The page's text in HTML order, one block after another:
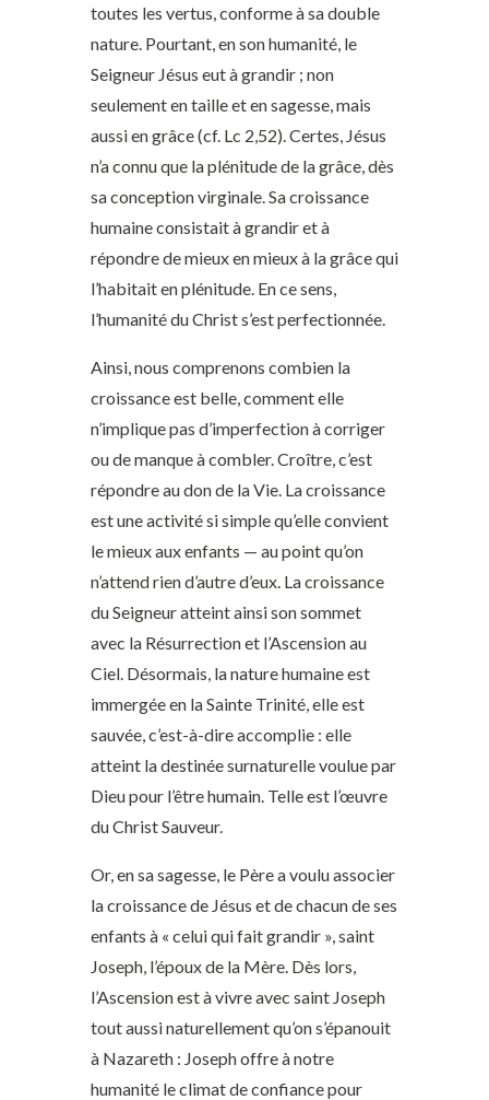
toutes les vertus, conforme à sa double
nature. Pourtant, en son humanité, le
Seigneur Jésus eut à grandir ; non
seulement en taille et en sagesse, mais
aussi en grâce (cf. Lc 2,52). Certes, Jésus
n’a connu que la plénitude de la grâce, dès
sa conception virginale. Sa croissance
humaine consistait à grandir et à
répondre de mieux en mieux à la grâce qui
l’habitait en plénitude. En ce sens,
l’humanité du Christ s’est perfectionnée.
Ainsi, nous comprenons combien la
croissance est belle, comment elle
n’implique pas d’imperfection à corriger
ou de manque à combler. Croître, c’est
répondre au don de la Vie. La croissance
est une activité si simple qu’elle convient
le mieux aux enfants — au point qu’on
n’attend rien d’autre d’eux. La croissance
du Seigneur atteint ainsi son sommet
avec la Résurrection et l’Ascension au
Ciel. Désormais, la nature humaine est
immergée en la Sainte Trinité, elle est
sauvée, c’est-à-dire accomplie : elle
atteint la destinée surnaturelle voulue par
Dieu pour l’être humain. Telle est l’œuvre
du Christ Sauveur.
Or, en sa sagesse, le Père a voulu associer
la croissance de Jésus et de chacun de ses
enfants à « celui qui fait grandir », saint
Joseph, l’époux de la Mère. Dès lors,
l’Ascension est à vivre avec saint Joseph
tout aussi naturellement qu’on s’épanouit
à Nazareth : Joseph offre à notre
humanité le climat de confiance pour